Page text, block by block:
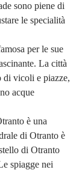
sono piene di
le specialità
per le sue
La città
di vicoli e piazze,
acque
è una
di Otranto è
di Otranto
spiagge nei